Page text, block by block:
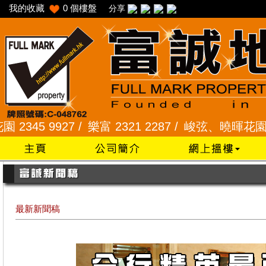
我的收藏 0 個樓盤 分享
9927 /樂富 2321 2287 / 峻弦、曉暉花園 2345
最新新聞稿